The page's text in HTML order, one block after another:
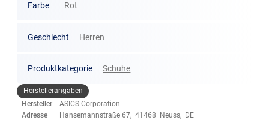
Farbe Rot
Geschlecht Herren
Produktkategorie Schuhe
Herstellerangaben
Hersteller
ASICS Corporation
Adresse
Hansemannstraße 67, 41468 Neuss, DE